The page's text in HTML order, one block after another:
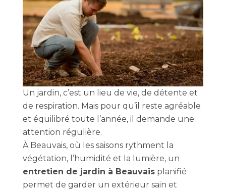
Un jardin, c’est un lieu de vie, de détente et
de respiration. Mais pour qu’il reste agréable
et équilibré toute l’année, il demande une
attention régulière.
À Beauvais, où les saisons rythment la
végétation, l’humidité et la lumière, un
entretien de jardin à Beauvais planifié
permet de garder un extérieur sain et